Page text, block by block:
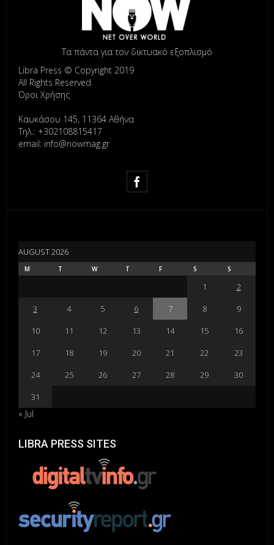
Τα πάντα για τον δικτυακό εξοπλισμό
Libra Press © Copyright 2019
All Rights Reserved
Όροι Χρήσης
Καυκάσου 145, 11364 Αθήνα
Τηλ.: +302108815417
email: info@nowmag.gr
AUGUST 2026
M T W T F S S
1
2
3
4 5 6 7 8
9
10
11 12 13 14 15
16
17
18 19 20 21 22
23
24
25 26 27 28 29
30
31
« Jul
LIBRA PRESS SITES